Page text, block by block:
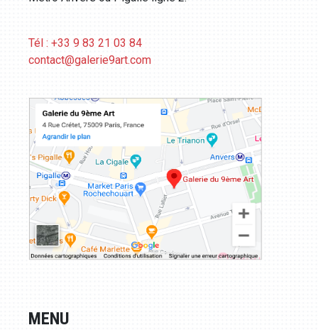
Tél : +33 9 83 21 03 84
contact@galerie9art.com
MENU